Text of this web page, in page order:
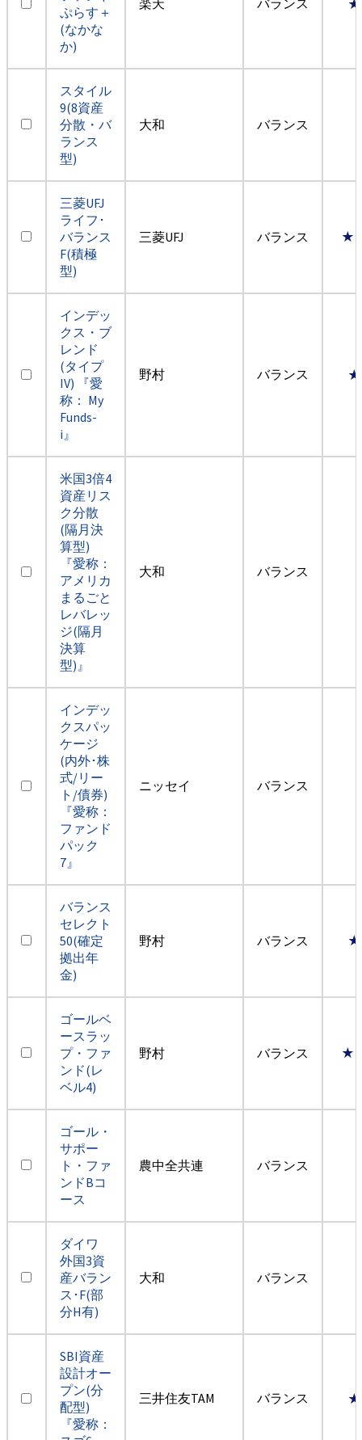
ぷらす＋
(なかな
か)
スタイル
9(8資産
分散・バ
ランス
型)
大和 バランス
三菱UFJ
ライフ･
バランス
F(積極
型)
三菱UFJ バランス
インデッ
クス・ブ
レンド
(タイプ
IV) 『愛
称： My
Funds-
i』
野村 バランス
米国3倍4
資産リス
ク分散
(隔月決
算型)
『愛称：
アメリカ
まるごと
レバレッ
ジ(隔月
決算
型)』
大和 バランス
インデッ
クスパッ
ケージ
(内外･株
式/リー
ト/債券)
『愛称：
ファンド
パック
7』
ニッセイ バランス
バランス
セレクト
50(確定
拠出年
金)
野村 バランス
ゴールベ
ースラッ
プ・ファ
ンド(レ
ベル4)
野村 バランス
ゴール・
サポー
ト・ファ
ンドBコ
ース
農中全共連 バランス
ダイワ
外国3資
産バラン
ス･F(部
分H有)
大和 バランス
SBI資産
設計オー
プン(分
配型)
『愛称：
三井住友TAM バランス